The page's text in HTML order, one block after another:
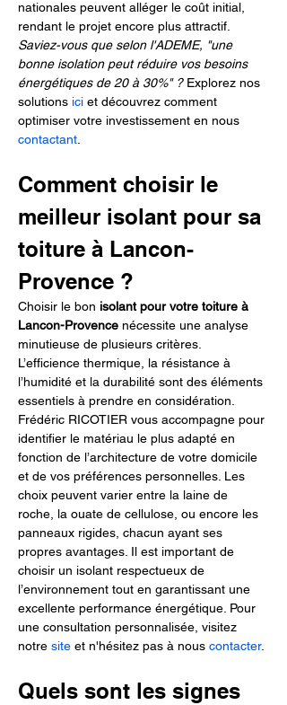
nationales peuvent alléger le coût initial,
rendant le projet encore plus attractif.
Saviez-vous que selon l'ADEME, "une
bonne isolation peut réduire vos besoins
énergétiques de 20 à 30%" ? Explorez nos
solutions ici et découvrez comment
optimiser votre investissement en nous
contactant
Comment choisir le
meilleur isolant pour sa
toiture à Lancon-
Provence ?
Choisir le bon isolant pour votre toiture à
Lancon-Provence nécessite une analyse
minutieuse de plusieurs critères.
L’efficience thermique, la résistance à
l’humidité et la durabilité sont des éléments
essentiels à prendre en considération.
Frédéric RICOTIER vous accompagne pour
identifier le matériau le plus adapté en
fonction de l’architecture de votre domicile
et de vos préférences personnelles. Les
choix peuvent varier entre la laine de
roche, la ouate de cellulose, ou encore les
panneaux rigides, chacun ayant ses
propres avantages. Il est important de
choisir un isolant respectueux de
l’environnement tout en garantissant une
excellente performance énergétique. Pour
une consultation personnalisée, visitez
notre site et n'hésitez pas à nous contacter.
Quels sont les signes